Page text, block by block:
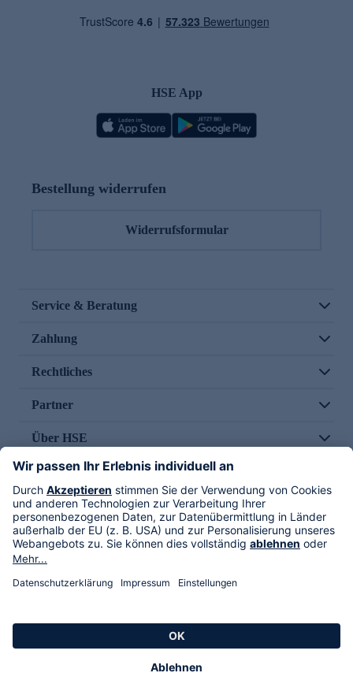
HSE App
Bestellung widerrufen
Widerrufsformular
Service & Beratung
Zahlung
Rechtliches
Partner
Über HSE
Im TV
HSE International